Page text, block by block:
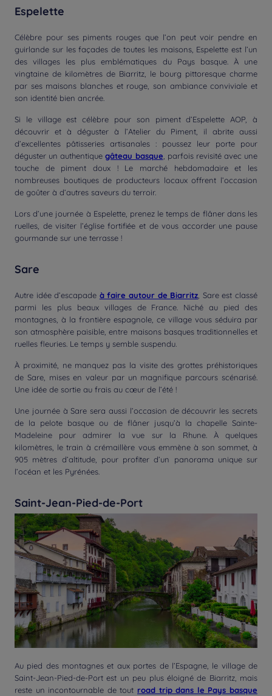
Espelette
Célèbre pour ses piments rouges que l’on peut voir pendre en
guirlande sur les façades de toutes les maisons, Espelette est l’un
des villages les plus emblématiques du Pays basque. À une
vingtaine de kilomètres de Biarritz, le bourg pittoresque charme
par ses maisons blanches et rouge, son ambiance conviviale et
son identité bien ancrée.
Si le village est célèbre pour son piment d’Espelette AOP, à
découvrir et à déguster à l’Atelier du Piment, il abrite aussi
d’excellentes pâtisseries artisanales : poussez leur porte pour
déguster un authentiquegâteau basque , parfois revisité avec une
touche de piment doux ! Le marché hebdomadaire et les
nombreuses boutiques de producteurs locaux offrent l’occasion
de goûter à d’autres saveurs du terroir.
Lors d’une journée à Espelette, prenez le temps de flâner dans les
ruelles, de visiter l’église fortifiée et de vous accorder une pause
gourmande sur une terrasse !
Sare
Autre idée d’escapade à faire autour de Biarritz , Sare est classé
parmi les plus beaux villages de France. Niché au pied des
montagnes, à la frontière espagnole, ce village vous séduira par
son atmosphère paisible, entre maisons basques traditionnelles et
ruelles fleuries. Le temps y semble suspendu.
À proximité, ne manquez pas la visite des grottes préhistoriques
de Sare, mises en valeur par un magnifique parcours scénarisé.
Une idée de sortie au frais au cœur de l’été !
Une journée à Sare sera aussi l’occasion de découvrir les secrets
de la pelote basque ou de flâner jusqu’à la chapelle Sainte-
Madeleine pour admirer la vue sur la Rhune. À quelques
kilomètres, le train à crémaillère vous emmène à son sommet, à
905 mètres d’altitude, pour profiter d’un panorama unique sur
l’océan et les Pyrénées.
Saint-Jean-Pied-de-Port
Au pied des montagnes et aux portes de l’Espagne, le village de
Saint-Jean-Pied-de-Port est un peu plus éloigné de Biarritz, mais
reste un incontournable de tout road trip dans le Pays basque